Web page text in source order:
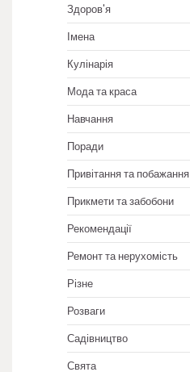
Здоров'я
Імена
Кулінарія
Мода та краса
Навчання
Поради
Привітання та побажання
Прикмети та забобони
Рекомендації
Ремонт та нерухомість
Різне
Розваги
Садівництво
Свята